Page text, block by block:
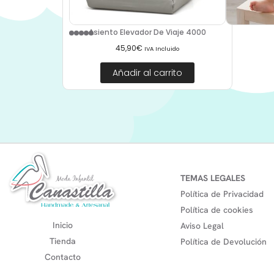
Asiento Elevador De Viaje 4000
45,90€ IVA Incluido
Añadir al carrito
Inicio
Tienda
Contacto
TEMAS LEGALES
Política de Privacidad
Política de cookies
Aviso Legal
Política de Devolución